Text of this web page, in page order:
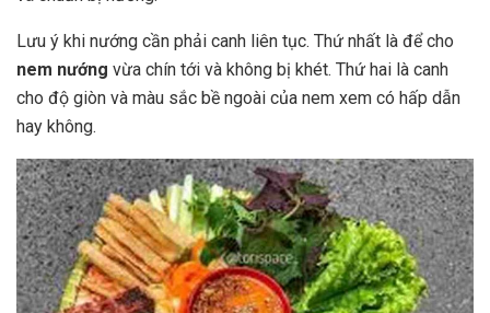
Lưu ý khi nướng cần phải canh liên tục. Thứ nhất là để cho
nem nướng vừa chín tới và không bị khét. Thứ hai là canh
cho độ giòn và màu sắc bề ngoài của nem xem có hấp dẫn
hay không.